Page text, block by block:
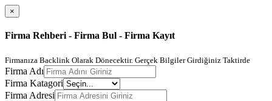
×
Firma Rehberi - Firma Bul - Firma Kayıt
Firmanıza Backlink Olarak Dönecektir. Gerçek Bilgiler Girdiğiniz Taktirde
Firma Adı
Firma Katagori
Firma Adresi